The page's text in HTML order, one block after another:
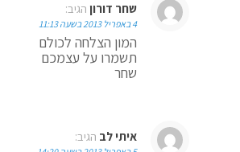
שחר דורון הגיב:
4 באפריל 2013 בשעה 11:13
המון הצלחה לכולם
תשמרו על עצמכם
שחר
איתי לב הגיב: